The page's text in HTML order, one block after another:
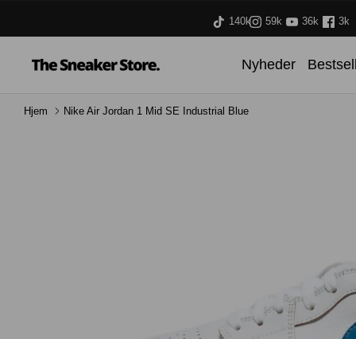
140k 59k 36k 3k
Nyheder
Hjem Nike Air Jordan 1 Mid SE Industrial Blue